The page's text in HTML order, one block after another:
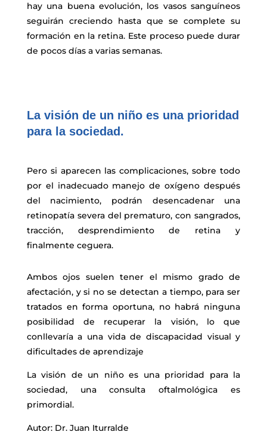
hay una buena evolución, los vasos sanguíneos
seguirán creciendo hasta que se complete su
formación en la retina. Este proceso puede durar
de pocos días a varias semanas.
La visión de un niño es una prioridad
para la sociedad.
Pero si aparecen las complicaciones, sobre todo
por el inadecuado manejo de oxígeno después
del nacimiento, podrán desencadenar una
retinopatía severa del prematuro, con sangrados,
tracción, desprendimiento de retina y
finalmente ceguera.
Ambos ojos suelen tener el mismo grado de
afectación, y si no se detectan a tiempo, para ser
tratados en forma oportuna, no habrá ninguna
posibilidad de recuperar la visión, lo que
conllevaría a una vida de discapacidad visual y
dificultades de aprendizaje
La visión de un niño es una prioridad para la
sociedad, una consulta oftalmológica es
primordial.
Autor: Dr. Juan Iturralde